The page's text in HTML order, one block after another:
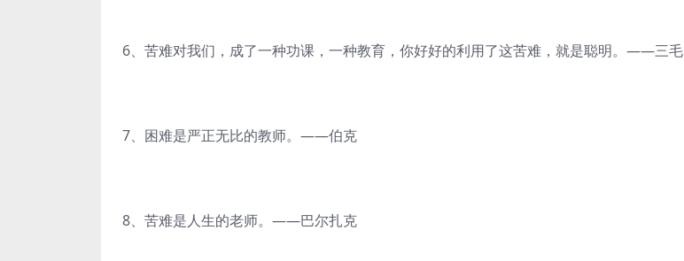
6、苦难对我们，成了一种功课，一种教育，你好好的利用了这苦难，就是聪明。——三毛
7、困难是严正无比的教师。——伯克
8、苦难是人生的老师。——巴尔扎克